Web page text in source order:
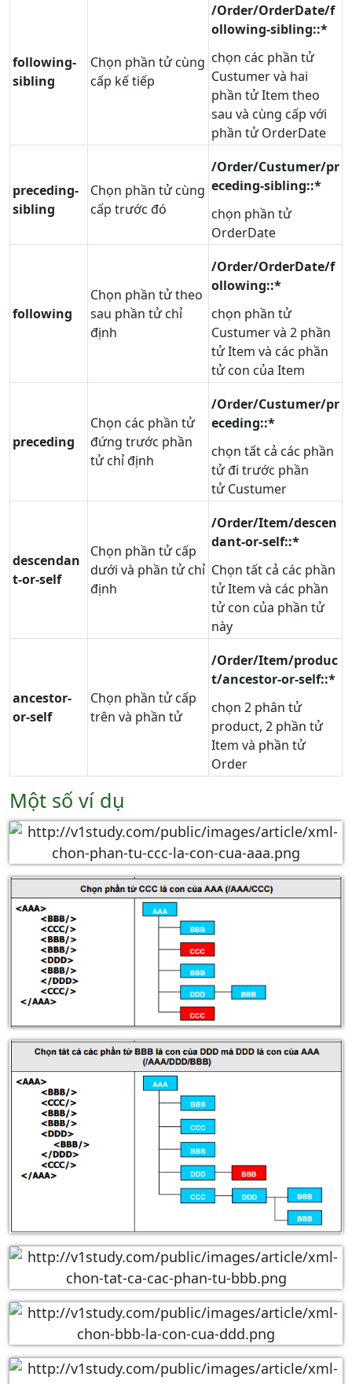
following-
sibling
Chọn phần tử cùng
cấp kế tiếp
/Order/OrderDate/f
ollowing-sibling::*
chọn các phần tử
Custumer và hai
phần tử Item theo
sau và cùng cấp với
phần tử OrderDate
preceding-
sibling
Chọn phần tử cùng
cấp trước đó
/Order/Custumer/pr
eceding-sibling::*
chọn phần tử
OrderDate
following
Chọn phần tử theo
sau phần tử chỉ
định
/Order/OrderDate/f
ollowing::*
chọn phần tử
Custumer và 2 phần
tử Item và các phần
tử con của Item
preceding
Chọn các phần tử
đứng trước phần
tử chỉ định
/Order/Custumer/pr
eceding::*
chọn tất cả các phần
tử đi trước phần
tử Custumer
descendan
t-or-self
Chọn phần tử cấp
dưới và phần tử chỉ
định
/Order/Item/descen
dant-or-self::*
Chọn tất cả các phần
tử Item và các phần
tử con của phần tử
này
ancestor-
or-self
Chọn phần tử cấp
trên và phần tử
/Order/Item/produc
t/ancestor-or-self::*
chọn 2 phân tử
product, 2 phần tử
Item và phần tử
Order
Một số ví dụ